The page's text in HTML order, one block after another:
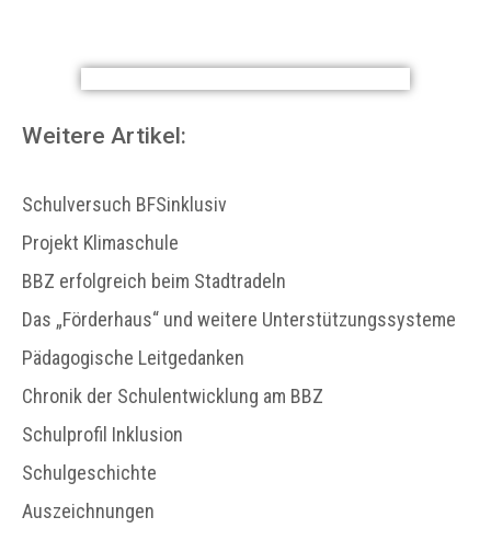
Weitere Artikel:
Schulversuch BFSinklusiv
Projekt Klimaschule
BBZ erfolgreich beim Stadtradeln
Das „Förderhaus“ und weitere Unterstützungssysteme
Pädagogische Leitgedanken
Chronik der Schulentwicklung am BBZ
Schulprofil Inklusion
Schulgeschichte
Auszeichnungen